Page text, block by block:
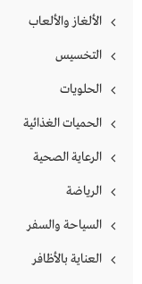
الألغاز والألعاب
التخسيس
الحلويات
الحميات الغذائية
الرعاية الصحية
الرياضة
السياحة والسفر
العناية بالأظافر